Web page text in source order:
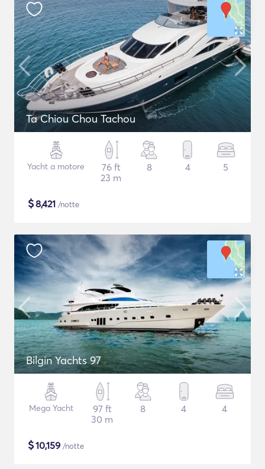
Ta Chiou Chou Tachou
Yacht a motore
76 ft
23 m
8 4 5
$8,421 /notte
Bilgin Yachts 97
Mega Yacht
97 ft
30 m
8 4 4
$10,159 /notte